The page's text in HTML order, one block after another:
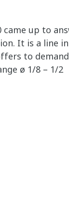
came up to
It is a line
to
ø 1/8 – 1/2